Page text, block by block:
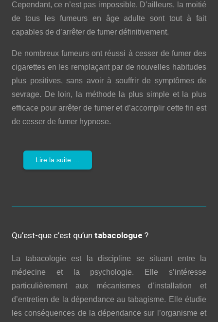
Cependant, ce n’est pas impossible. D’ailleurs, la moitié
de tous les fumeurs en âge adulte sont tout à fait
capables de d’arrêter de fumer définitivement.
De nombreux fumeurs ont réussi à cesser de fumer des
cigarettes en les remplaçant par de nouvelles habitudes
plus positives, sans avoir à souffrir de symptômes de
sevrage. De loin, la méthode la plus simple et la plus
efficace pour arrêter de fumer et d’accomplir cette fin est
de cesser de fumer hypnose.
Lire la suite …
Qu’est-que c’est qu’un tabacologue ?
La tabacologie est la discipline se situant entre la
médecine et la psychologie. Elle s’intéresse
particulièrement aux mécanismes d’installation et
d’entretien de la dépendance au tabagisme. Elle étudie
les conséquences de la dépendance sur l’organisme et